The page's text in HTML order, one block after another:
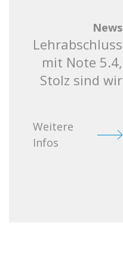
News
Lehrabschluss
mit Note 5.4,
Stolz sind wir
Weitere
Infos